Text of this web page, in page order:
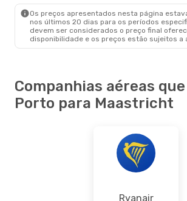
Os preços apresentados nesta página
nos últimos 20 dias para os períodos
devem ser considerados o preço final
disponibilidade e os preços estão sujeitos a
Companhias aéreas
Porto para Maastricht
Ryanair